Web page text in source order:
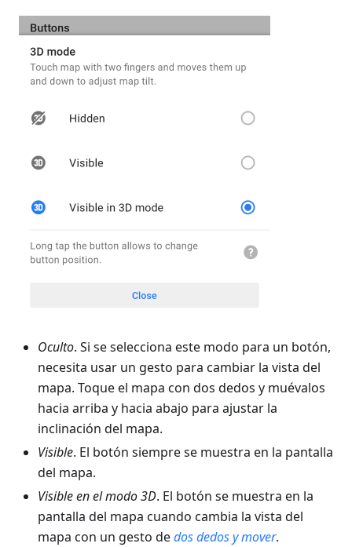
Oculto. Si se selecciona este modo para un botón,
necesita usar un gesto para cambiar la vista del
mapa. Toque el mapa con dos dedos y muévalos
hacia arriba y hacia abajo para ajustar la
inclinación del mapa.
Visible. El botón siempre se muestra en la pantalla
del mapa.
Visible en el modo 3D. El botón se muestra en la
pantalla del mapa cuando cambia la vista del
mapa con un gesto dedos dedos y mover.